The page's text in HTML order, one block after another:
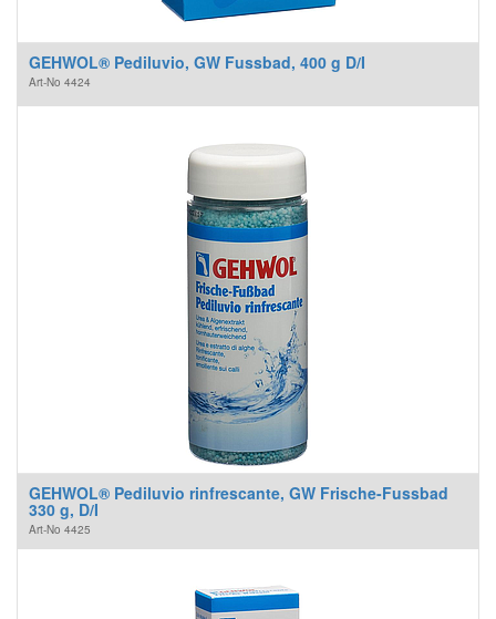
GEHWOL® Pediluvio, GW Fussbad, 400 g D/I
Art-No 4424
GEHWOL® Pediluvio rinfrescante, GW Frische-Fussbad
330 g, D/I
Art-No 4425